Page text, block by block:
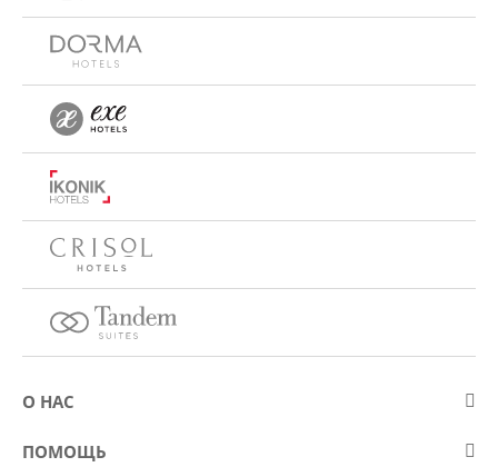
О НАС
О компании Eurostars Hotel Company
ПОМОЩЬ